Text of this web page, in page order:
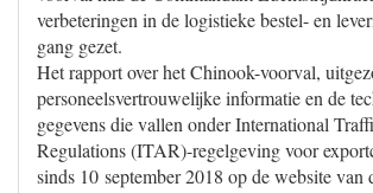
verbeteringen in de logistieke bestel- en
gang gezet.
Het rapport over het Chinook-voorval,
personeelsvertrouwelijke informatie en de
gegevens die vallen onder International
Regulations (ITAR)-regelgeving voor
sinds 10 september 2018 op de website van